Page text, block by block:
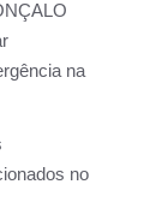
na
no